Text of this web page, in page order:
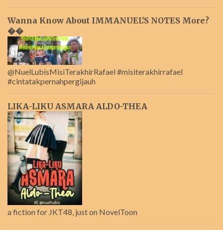
Wanna Know About IMMANUEL'S NOTES More?
��
@NuelLubisMisiTerakhirRafael #misiterakhirrafael
#cintatakpernahpergijauh
LIKA-LIKU ASMARA ALDO-THEA
a fiction for JKT48, just on NovelToon